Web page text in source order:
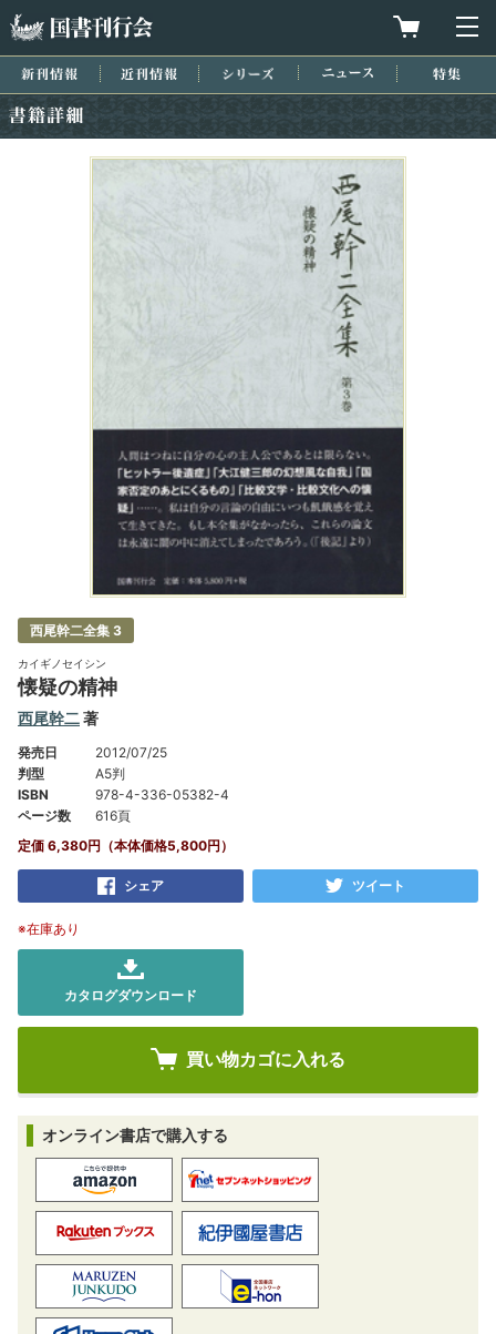
買物カゴを
新刊情報 近刊情報 シリーズ ニュース
西尾幹二全集 3
カイギノセイシン
懐疑の精神
西尾幹二著
発売日
2012/07/25
判型
A5判
ISBN
978-4-336-05382-4
ページ数
616頁
定価 6,380円（本体価格5,800円）
シェア ツイート
※在庫あり
カタログダウンロード
オンライン書店で購入する